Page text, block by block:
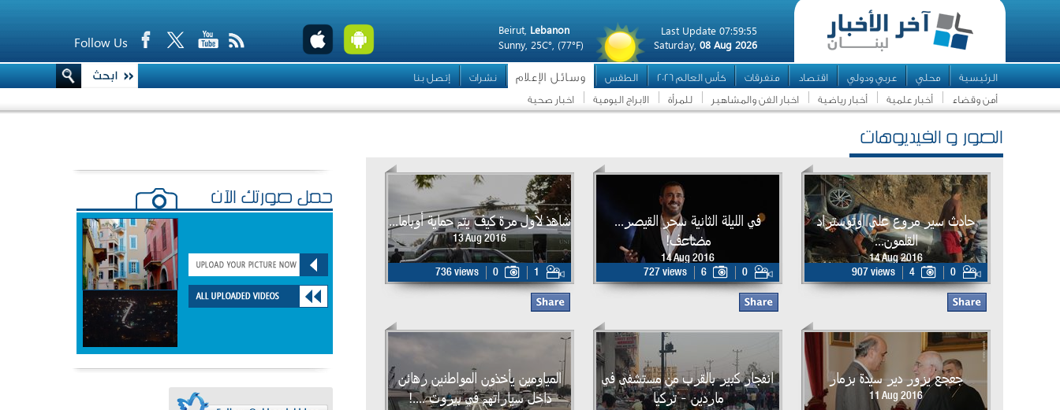
Last Update 07:59:55
Saturday, 08 Aug 2026
Beirut, Lebanon
Sunny, 25C°, (77°F)
Follow Us
الرئيسية محلي عربي ودولي اقتصاد متفرقات كأس العالم 2026 الطقس وسائل الإعلام نشرات
إتصل بنا
أمن وقضاء
أخبار علمية أخبار رياضية اخبار الفن والمشاهير للمرأة الابراج اليومية اخبار صحية
الصور و الفيديوهات
حادث سير مروع على اوتوستراد
القلمون...
14 Aug 2016
907 views
4 0
في الليلة الثانية سحر القيصر...
مضاعف!
14 Aug 2016
727 views
6 0
شاهذ لأول مرة كيف يتم حماية أوباما...
13 Aug 2016
736 views 0 1
جعجع يزور دير سيدة بزمار
11 Aug 2016
انفجار كبير بالقرب من مستشفى في
ماردين - تركيا
المياومين يأخذون المواطنين رهائن
داخل سياراتهم في بيروت ....!
حمّل صورتك الآن